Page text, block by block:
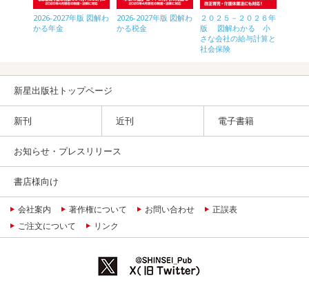
2026-2027年版 図解わ
かる年金
2026-2027年版 図解わ
かる税金
２０２５－２０２６年
版 図解わかる 小
さな会社の給与計算と
社会保険
新星出版社トップページ
新刊 近刊 電子書籍
お知らせ・プレスリリース
書店様向け
会社案内 著作権について お問い合わせ
正誤表
ご注文について
リンク